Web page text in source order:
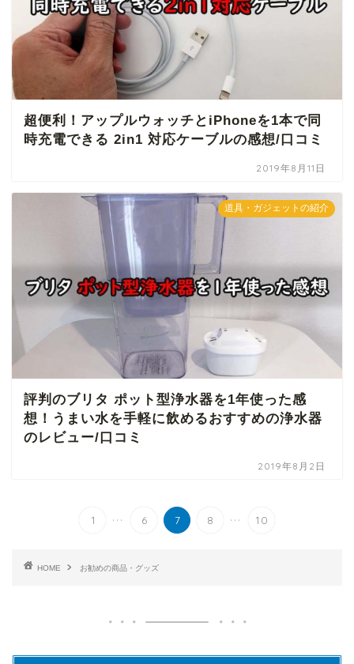
超便利！アップルウォッチとiPhoneを1本で同
時充電できる 2in1 対応ケーブルの感想/口コミ
2019年8月11日
道具・ガジェットの紹介
評判のブリタ ポット型浄水器を1年使った感
想！うまい水を手軽に飲めるおすすめの浄水器
のレビュー/口コミ
2019年8月2日
1 ... 6 7 8 ... 10
HOME お勧めの商品・グッズ